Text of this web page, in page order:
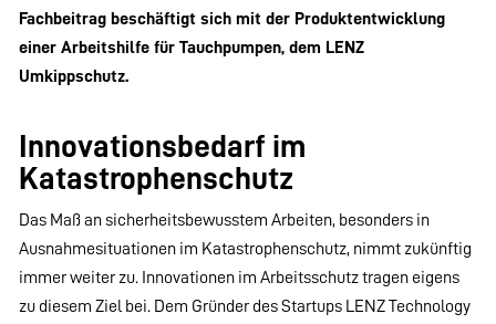
Fachbeitrag beschäftigt sich mit der Produktentwicklung
einer Arbeitshilfe für Tauchpumpen, dem LENZ
Umkippschutz.
Innovationsbedarf im
Katastrophenschutz
Das Maß an sicherheitsbewusstem Arbeiten, besonders in
Ausnahmesituationen im Katastrophenschutz, nimmt zukünftig
immer weiter zu. Innovationen im Arbeitsschutz tragen eigens
zu diesem Ziel bei. Dem Gründer des Startups LENZ Technology